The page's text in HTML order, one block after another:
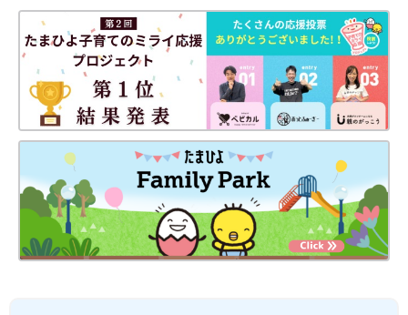
かを、発達心理学・感情心理学が専門の東京大
学大学院教育学研究科 遠藤利彦先生に聞きま
した。
になることは、ママやパパにとってもうれしい成長です。赤ちゃ
んの気持ちに共感し、言葉にして語りかけてあげるようにしまし
ょう。
※記事の内容は記事執筆当時の情報であり、現在と異なる場合が
あります。